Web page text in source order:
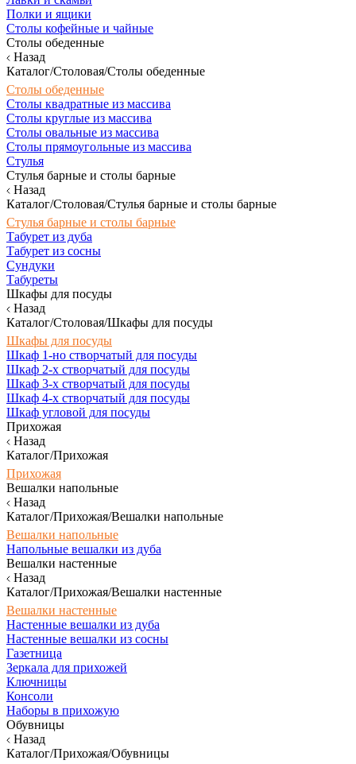
Полки и ящики
Столы кофейные и чайные
Столы обеденные
Назад
Каталог/Столовая/Столы обеденные
Столы обеденные
Столы квадратные из массива
Столы круглые из массива
Столы овальные из массива
Столы прямоугольные из массива
Стулья
Стулья барные и столы барные
Назад
Каталог/Столовая/Стулья барные и столы барные
Стулья барные и столы барные
Табурет из дуба
Табурет из сосны
Сундуки
Табуреты
Шкафы для посуды
Назад
Каталог/Столовая/Шкафы для посуды
Шкафы для посуды
Шкаф 1-но створчатый для посуды
Шкаф 2-х створчатый для посуды
Шкаф 3-х створчатый для посуды
Шкаф 4-х створчатый для посуды
Шкаф угловой для посуды
Прихожая
Назад
Каталог/Прихожая
Прихожая
Вешалки напольные
Назад
Каталог/Прихожая/Вешалки напольные
Вешалки напольные
Напольные вешалки из дуба
Вешалки настенные
Назад
Каталог/Прихожая/Вешалки настенные
Вешалки настенные
Настенные вешалки из дуба
Настенные вешалки из сосны
Газетница
Зеркала для прихожей
Ключницы
Консоли
Наборы в прихожую
Обувницы
Назад
Каталог/Прихожая/Обувницы